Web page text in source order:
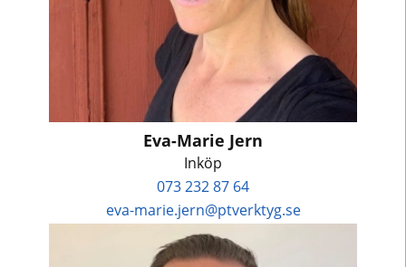
Eva-Marie Jern
Inköp
073 232 87 64
eva-marie.jern@ptverktyg.se